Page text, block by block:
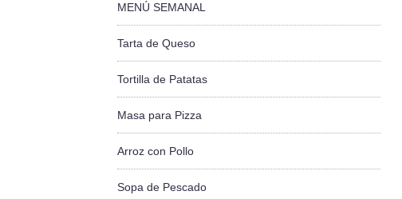
MENÚ SEMANAL
Tarta de Queso
Tortilla de Patatas
Masa para Pizza
Arroz con Pollo
Sopa de Pescado